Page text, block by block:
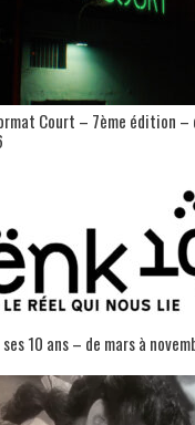
Court – 7ème édition –
10 ans – de mars à